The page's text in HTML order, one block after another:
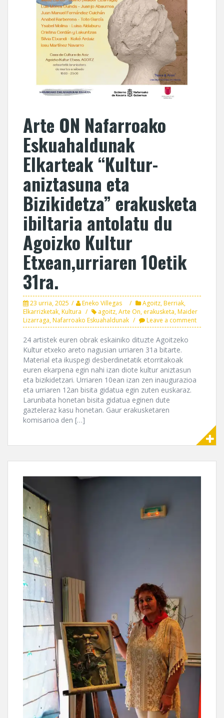
Arte ON Nafarroako
Eskuahaldunak
Elkarteak “Kultur-
aniztasuna eta
Bizikidetza” erakusketa
ibiltaria antolatu du
Agoizko Kultur
Etxean,urriaren 10etik
31ra.
23 urria, 2025 Eneko Villegas Agoitz,Berriak,
Elkarrizketak,Kultura agoitz,Arte On, erakusketa,Maider
Lizarraga,Nafarroako Eskuahaldunak Leave a comment
24 artistek euren obrak eskainiko dituzte Agoitzeko
Kultur etxeko areto nagusian urriaren 31a bitarte.
Material eta ikuspegi desberdinetatik etorritakoak
euren ekarpena egin nahi izan diote kultur aniztasun
eta bizikidetzari. Urriaren 10ean izan zen inaugurazioa
eta urriaren 12an bisita gidatua egin zuten euskaraz.
Larunbata honetan bisita gidatua eginen dute
gazteleraz kasu honetan. Gaur erakusketaren
komisarioa den […]